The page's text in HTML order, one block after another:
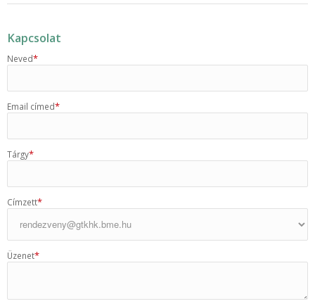
Kapcsolat
Neved*
Email címed*
Tárgy*
Címzett*
Üzenet*